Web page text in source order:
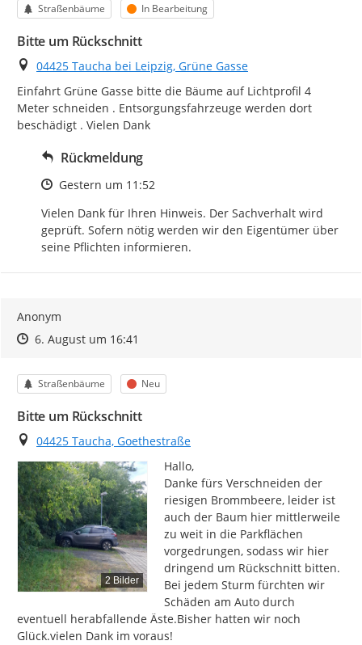
Kategorie
Straßenbäume Status
In Bearbeitung
Bitte um Rückschnitt
Ort
04425 Taucha bei Leipzig, Grüne Gasse
Einfahrt Grüne Gasse bitte die Bäume auf Lichtprofil 4
Meter schneiden . Entsorgungsfahrzeuge werden dort
beschädigt . Vielen Dank
Rückmeldung
Zeitpunkt des Erstellens
Gestern um 11:52
Vielen Dank für Ihren Hinweis. Der Sachverhalt wird
geprüft. Sofern nötig werden wir den Eigentümer über
seine Pflichten informieren.
Anonym
Zeitpunkt des Erstellens
Zeitpunkt des Erstellens
6. August um 16:41
Kategorie
Straßenbäume Status
Neu
Bitte um Rückschnitt
Ort
04425 Taucha, Goethestraße
2 Bilder
Hallo,
Danke fürs Verschneiden der
riesigen Brommbeere, leider ist
auch der Baum hier mittlerweile
zu weit in die Parkflächen
vorgedrungen, sodass wir hier
dringend um Rückschnitt bitten.
Bei jedem Sturm fürchten wir
Schäden am Auto durch
eventuell herabfallende Äste.Bisher hatten wir noch
Glück.vielen Dank im voraus!